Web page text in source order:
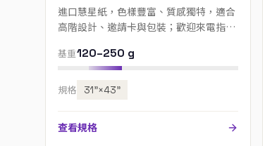
進口慧星紙，色樣豐富、質感獨特，適合
高階設計、邀請卡與包裝；歡迎來電指定
基重120–250 g
規格 31”×43”
查看規格